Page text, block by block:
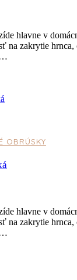
hlavne v
na zakrytie hrnca,
OBRÚSKY
hlavne v
na zakrytie hrnca,